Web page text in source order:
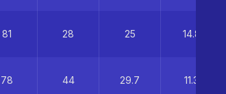
81 28 25 14.8
78 44 29.7 11.3